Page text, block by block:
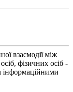
взаємодії між
фізичних осіб -
інформаційними